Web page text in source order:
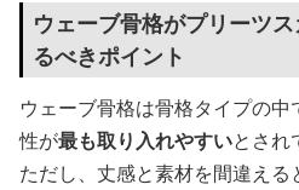
ウェーブ骨格がプリーツ
るべきポイント
ウェーブ骨格は骨格タイプの
性が最も取り入れやすいとされ
ただし、丈感と素材を間違える